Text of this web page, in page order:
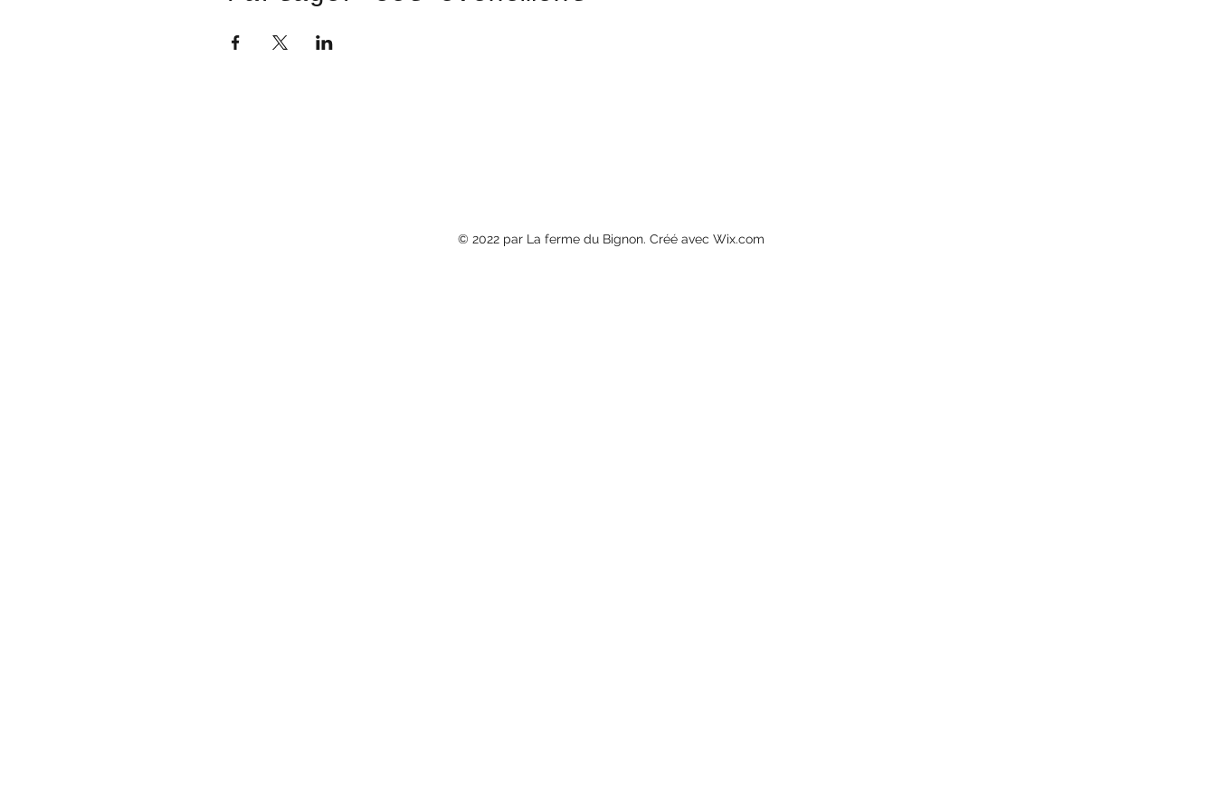
© 2022 par La ferme du Bignon. Créé avec Wix.com